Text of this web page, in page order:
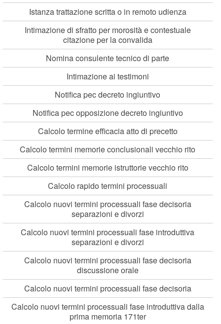
Istanza trattazione scritta o in remoto udienza
Intimazione di sfratto per morosità e contestuale
citazione per la convalida
Nomina consulente tecnico di parte
Intimazione ai testimoni
Notifica pec decreto ingiuntivo
Notifica pec opposizione decreto ingiuntivo
Calcolo termine efficacia atto di precetto
Calcolo termini memorie conclusionali vecchio rito
Calcolo termini memorie istruttorie vecchio rito
Calcolo rapido termini processuali
Calcolo nuovi termini processuali fase decisoria
separazioni e divorzi
Calcolo nuovi termini processuali fase introduttiva
separazioni e divorzi
Calcolo nuovi termini processuali fase decisoria
discussione orale
Calcolo nuovi termini processuali fase decisoria
Calcolo nuovi termini processuali fase introduttiva dalla
prima memoria 171ter